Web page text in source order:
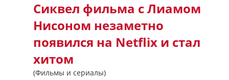
Сиквел фильма с Лиамом
Нисоном незаметно
появился на Netflix и стал
хитом
(Фильмы и сериалы)